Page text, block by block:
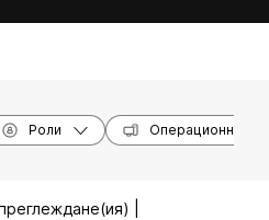
Роли Операционни
|